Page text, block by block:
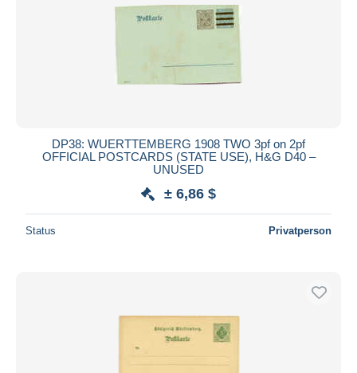
DP38: WUERTTEMBERG 1908 TWO 3pf on 2pf
OFFICIAL POSTCARDS (STATE USE), H&G D40 –
UNUSED
± 6,86 $
Status Privatperson